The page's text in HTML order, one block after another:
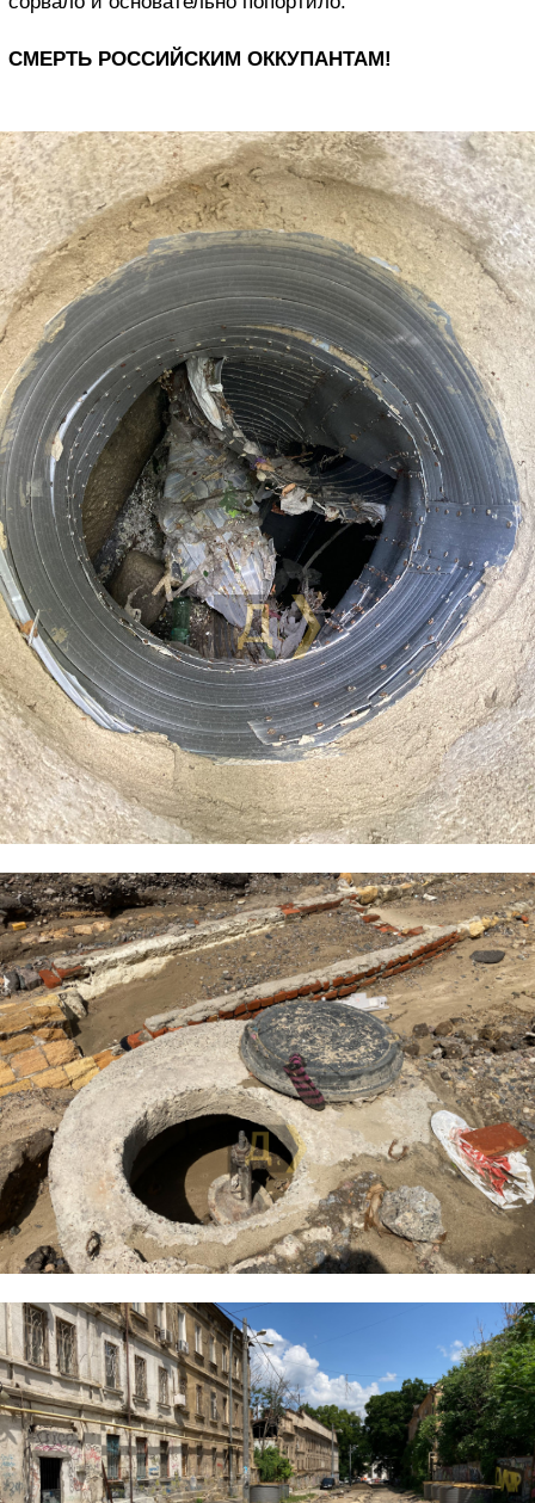
СМЕРТЬ РОССИЙСКИМ ОККУПАНТАМ!